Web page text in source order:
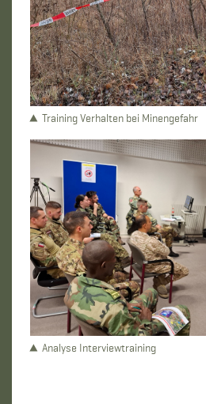
Training Verhalten bei Minengefahr
Analyse Interviewtraining